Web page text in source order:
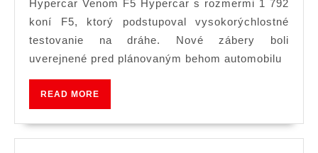
v
novom
Hypercar Venom F5 Hypercar s rozmermi 1 792
koní F5, ktorý podstupoval vysokorýchlostné
testovanie na dráhe. Nové zábery boli
uverejnené pred plánovaným behom automobilu
READ MORE